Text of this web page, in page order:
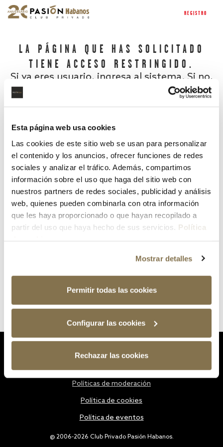
Esta página web usa cookies
Las cookies de este sitio web se usan para personalizar
el contenido y los anuncios, ofrecer funciones de redes
sociales y analizar el tráfico. Además, compartimos
información sobre el uso que haga del sitio web con
nuestros partners de redes sociales, publicidad y análisis
web, quienes pueden combinarla con otra información
que les haya proporcionado o que hayan recopilado a
partir del uso que haya hecho de sus servicios. Política
Mostrar detalles
Permitir todas las cookies
Configurar las cookies
Rechazar las cookies
REGISTRO
LA PÁGINA QUE HAS SOLICITADO
TIENE ACCESO RESTRINGIDO.
Si ya eres usuario, ingresa al sistema. Si no,
¿Has olvidado tu contraseña?
@ 2006-2026 Club Privado Pasión Habanos.
Políticas de moderación
Política de cookies
Política de eventos